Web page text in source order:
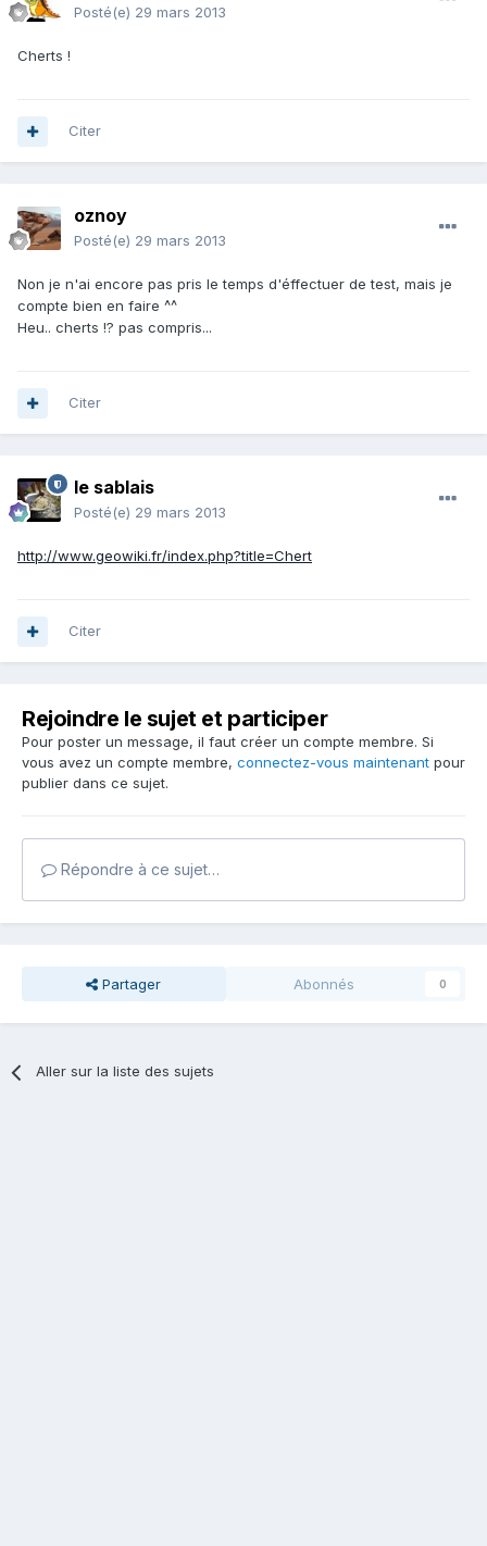
Posté(e) 29 mars 2013
Cherts !
Citer
oznoy
Posté(e) 29 mars 2013
Non je n'ai encore pas pris le temps d'éffectuer de test, mais je
compte bien en faire ^^
Heu.. cherts !? pas compris...
Citer
le sablais
Posté(e) 29 mars 2013
http://www.geowiki.fr/index.php?title=Chert
Citer
Rejoindre le sujet et participer
Pour poster un message, il faut créer un compte membre. Si
vous avez un compte membre, connectez-vous maintenant pour
publier dans ce sujet.
Répondre à ce sujet…
Partager Abonnés 0
Aller sur la liste des sujets